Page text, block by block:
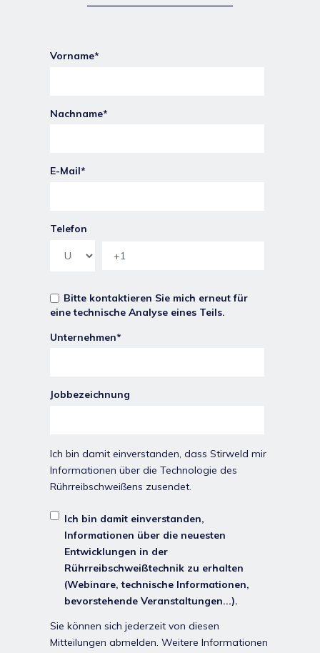
Vorname*
Nachname*
E-Mail*
Telefon
Bitte kontaktieren Sie mich erneut für
eine technische Analyse eines Teils.
Unternehmen*
Jobbezeichnung
Ich bin damit einverstanden, dass Stirweld mir
Informationen über die Technologie des
Rührreibschweißens zusendet.
Ich bin damit einverstanden,
Informationen über die neuesten
Entwicklungen in der
Rührreibschweißtechnik zu erhalten
(Webinare, technische Informationen,
bevorstehende Veranstaltungen...).
Sie können sich jederzeit von diesen
Mitteilungen abmelden. Weitere Informationen